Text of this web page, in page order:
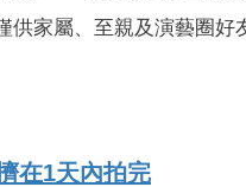
供家屬、至親及演藝圈好
在1天內拍完